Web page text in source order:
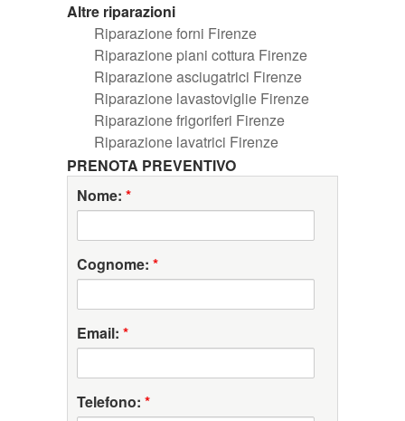
Altre riparazioni
Riparazione forni Firenze
Riparazione piani cottura Firenze
Riparazione asciugatrici Firenze
Riparazione lavastoviglie Firenze
Riparazione frigoriferi Firenze
Riparazione lavatrici Firenze
PRENOTA PREVENTIVO
Nome: *
Cognome: *
Email: *
Telefono: *